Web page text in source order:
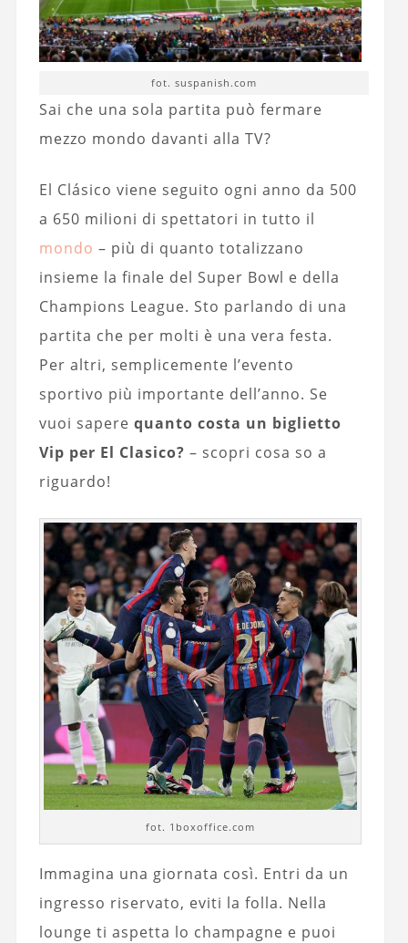
fot. suspanish.com
Sai che una sola partita può fermare
mezzo mondo davanti alla TV?
El Clásico viene seguito ogni anno da 500
a 650 milioni di spettatori in tutto il
mondo – più di quanto totalizzano
insieme la finale del Super Bowl e della
Champions League. Sto parlando di una
partita che per molti è una vera festa.
Per altri, semplicemente l’evento
sportivo più importante dell’anno. Se
vuoi sapere quanto costa un biglietto
Vip per El Clasico? – scopri cosa so a
riguardo!
fot. 1boxoffice.com
Immagina una giornata così. Entri da un
ingresso riservato, eviti la folla. Nella
lounge ti aspetta lo champagne e puoi